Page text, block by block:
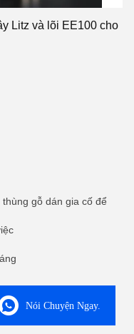
Litz và lõi EE100 cho
gỗ dán gia cố để
Nói Chuyện Ngay.